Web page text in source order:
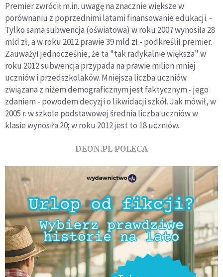
Premier zwrócił m.in. uwagę na znacznie większe w
porównaniu z poprzednimi latami finansowanie edukacji. -
Tylko sama subwencja (oświatowa) w roku 2007 wynosiła 28
mld zł, a w roku 2012 prawie 39 mld zł - podkreślił premier.
Zauważył jednocześnie, że ta "tak radykalnie większa" w
roku 2012 subwencja przypada na prawie milion mniej
uczniów i przedszkolaków. Mniejsza liczba uczniów
związana z niżem demograficznym jest faktycznym - jego
zdaniem - powodem decyzji o likwidacji szkół. Jak mówił, w
2005 r. w szkole podstawowej średnia liczba uczniów w
klasie wynosiła 20; w roku 2012 jest to 18 uczniów.
DEON.PL POLECA